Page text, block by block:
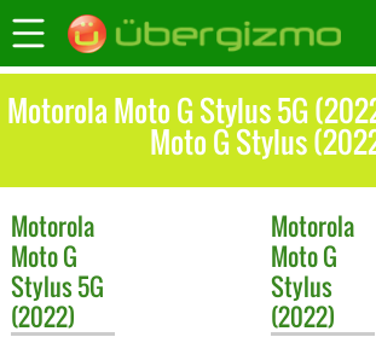
Motorola Moto G Stylus 5G
Moto G Stylus
Motorola
Moto G
Stylus 5G
(2022)
Motorola
Moto G
Stylus
(2022)